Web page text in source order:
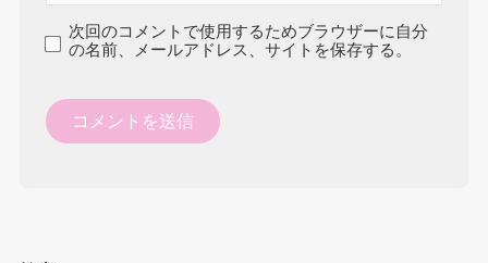
次回のコメントで使用するためブラウザーに自分
の名前、メールアドレス、サイトを保存する。